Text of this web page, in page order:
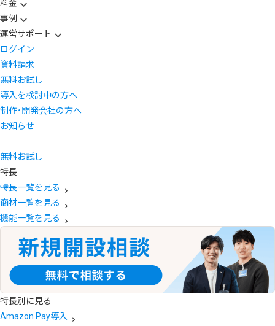
料金
事例
運営サポート
ログイン
資料請求
無料お試し
導入を検討中の方へ
制作・開発会社の方へ
お知らせ
無料お試し
特長
特長一覧を見る
商材一覧を見る
機能一覧を見る
特長別に見る
Amazon Pay導入